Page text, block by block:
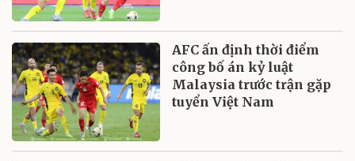
AFC ấn định thời điểm
công bố án kỷ luật
Malaysia trước trận gặp
tuyển Việt Nam